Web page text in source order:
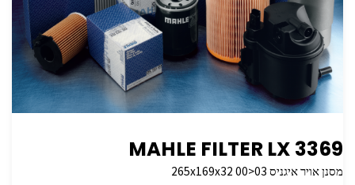
MAHLE FILTER LX 3369
מסנן אויר איגניס 265x169x32 00>03